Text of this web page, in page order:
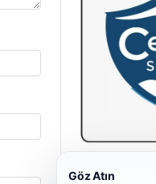
Cengiz Sigorta
Göz Atın